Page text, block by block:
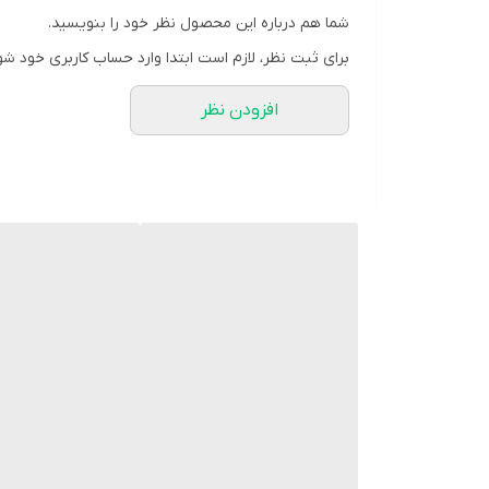
شما هم درباره این محصول نظر خود را بنویسید.
برای ثبت نظر، لازم است ابتدا وارد حساب کاربری خود
افزودن نظر